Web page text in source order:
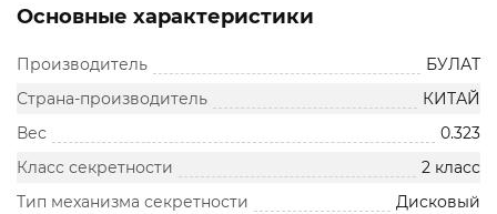
Основные характеристики
Производитель
БУЛАТ
Страна-производитель
КИТАЙ
Вес
0.323
Класс секретности
2 класс
Тип механизма секретности
Дисковый